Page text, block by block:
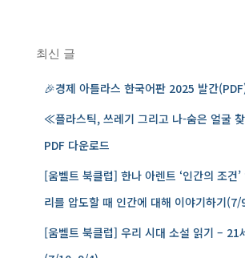
최신 글
🎉경제 아틀라스 한국어판 2025 발간
≪플라스틱, 쓰레기 그리고 나-숨은 얼굴
PDF 다운로드
[움벨트 북클럽] 한나 아렌트 ‘인간의 조건
리를 압도할 때 인간에 대해 이야기하기
[움벨트 북클럽] 우리 시대 소설 읽기 – 21